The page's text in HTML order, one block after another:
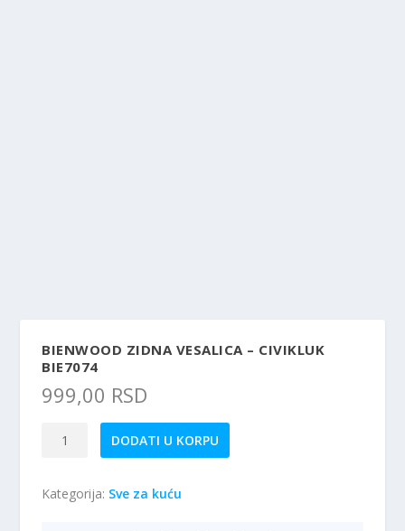
BIENWOOD ZIDNA VESALICA – CIVIKLUK
BIE7074
999,00 RSD
Bienwood
-
DODATI U KORPU
Kategorija: Sve za kuću